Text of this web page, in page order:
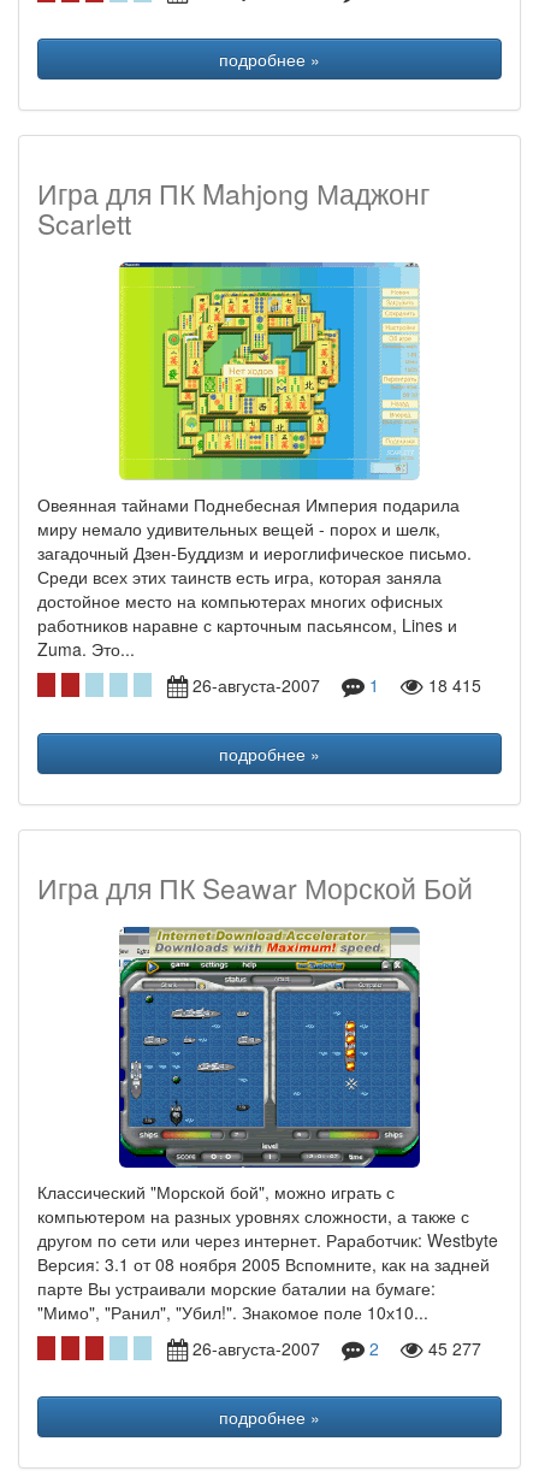
подробнее »
Игра для ПК Mahjong Маджонг
Scarlett
Овеянная тайнами Поднебесная Империя подарила
миру немало удивительных вещей - порох и шелк,
загадочный Дзен-Буддизм и иероглифическое письмо.
Среди всех этих таинств есть игра, которая заняла
достойное место на компьютерах многих офисных
работников наравне с карточным пасьянсом, Lines и
Zuma. Это...
26-августа-2007
1 18 415
подробнее »
Игра для ПК Seawar Морской Бой
Классический "Морской бой", можно играть с
компьютером на разных уровнях сложности, а также с
другом по сети или через интернет. Раработчик: Westbyte
Версия: 3.1 от 08 ноября 2005 Вспомните, как на задней
парте Вы устраивали морские баталии на бумаге:
"Мимо", "Ранил", "Убил!". Знакомое поле 10х10...
26-августа-2007
2 45 277
подробнее »